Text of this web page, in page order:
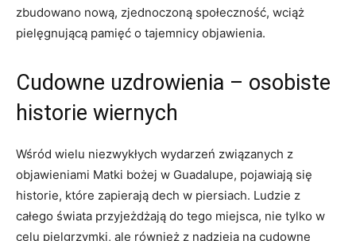
zbudowano nową, zjednoczoną społeczność, ⁤wciąż
pielęgnującą pamięć o tajemnicy objawienia.
Cudowne uzdrowienia – osobiste
historie wiernych
Wśród ⁣wielu niezwykłych wydarzeń związanych ‌z
objawieniami Matki bożej w Guadalupe, pojawiają ‍się
historie, które zapierają dech w piersiach. Ludzie z
całego świata przyjeżdżają do tego⁣ miejsca, nie ​tylko w
celu pielgrzymki, ale również ⁣z nadzieją na cudowne